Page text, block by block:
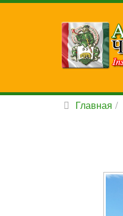
Главная